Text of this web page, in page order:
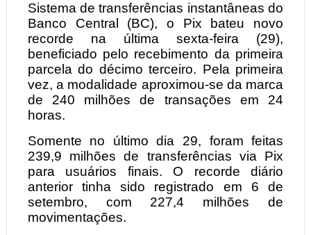
Sistema de transferências instantâneas do
Banco Central (BC), o Pix bateu novo
recorde na última sexta-feira (29),
beneficiado pelo recebimento da primeira
parcela do décimo terceiro. Pela primeira
vez, a modalidade aproximou-se da marca
de 240 milhões de transações em 24
horas.
Somente no último dia 29, foram feitas
239,9 milhões de transferências via Pix
para usuários finais. O recorde diário
anterior tinha sido registrado em 6 de
setembro, com 227,4 milhões de
movimentações.